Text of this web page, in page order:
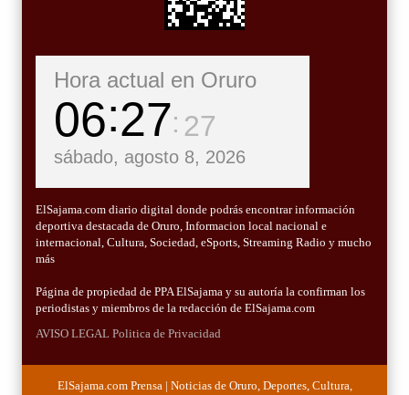
Hora actual en Oruro
06 27 28
sábado, agosto 8, 2026
ElSajama.com diario digital donde podrás encontrar información
deportiva destacada de Oruro, Informacion local nacional e
internacional, Cultura, Sociedad, eSports, Streaming Radio y mucho
más
Página de propiedad de PPA ElSajama y su autoría la confirman los
periodistas y miembros de la redacción de ElSajama.com
AVISO LEGAL Politica de Privacidad
ElSajama.com Prensa | Noticias de Oruro, Deportes, Cultura,